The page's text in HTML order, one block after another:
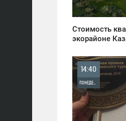
Стоимость
экорайоне
14:40
ПОНЕДЕЛЬНИК
0